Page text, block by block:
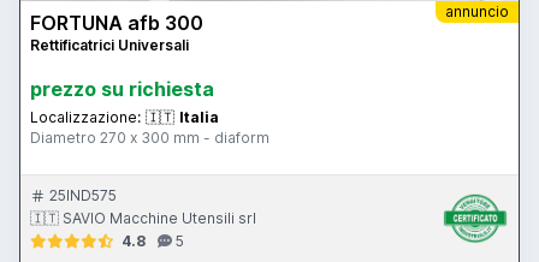
annuncio
FORTUNA afb 300
Rettificatrici Universali
prezzo su richiesta
Localizzazione: 🇮🇹 Italia
Diametro 270 x 300 mm - diaform
25IND575
🇮🇹 SAVIO Macchine Utensili srl
4.8
5